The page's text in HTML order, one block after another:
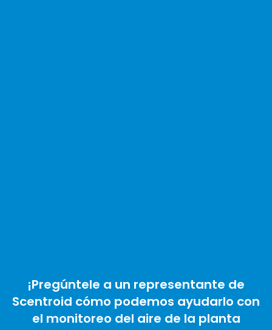
¡Pregúntele a un representante de
Scentroid cómo podemos ayudarlo con
el monitoreo del aire de la planta